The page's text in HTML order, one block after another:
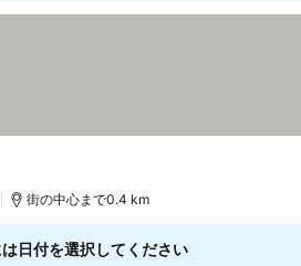
街の中心まで0.4 km
日付を選択してください